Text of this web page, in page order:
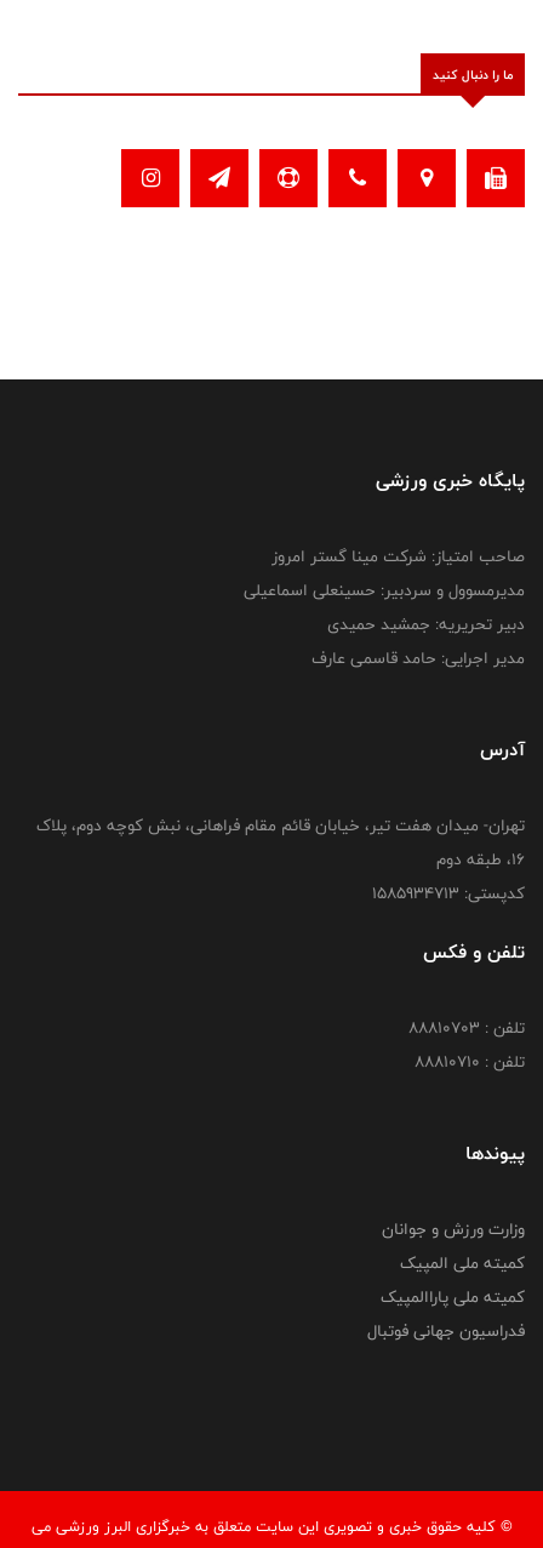
ما را دنبال کنید
پایگاه خبری ورزشی
صاحب امتیاز: شرکت مینا گستر امروز
مدیرمسوول و سردبیر: حسینعلی اسماعیلی
دبیر تحریریه: جمشید حمیدی
مدیر اجرایی: حامد قاسمی عارف
آدرس
تهران- میدان هفت تیر، خیابان قائم مقام فراهانی، نبش کوچه دوم، پلاک
16، طبقه دوم
کدپستی: 1585934713
تلفن و فکس
تلفن : 88810703
تلفن : 88810710
پیوندها
وزارت ورزش و جوانان
کمیته ملی المپیک
کمیته ملی پاراالمپیک
فدراسیون جهانی فوتبال
© کليه حقوق خبری و تصويری اين سايت متعلق به خبرگزاری البرز ورزشی می